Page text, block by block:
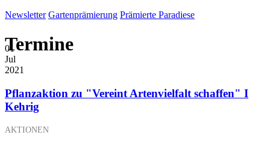
Newsletter Gartenprämierung Prämierte Paradiese
Termine
01
Jul
2021
Pflanzaktion zu "Vereint Artenvielfalt schaffen" I
Kehrig
AKTIONEN